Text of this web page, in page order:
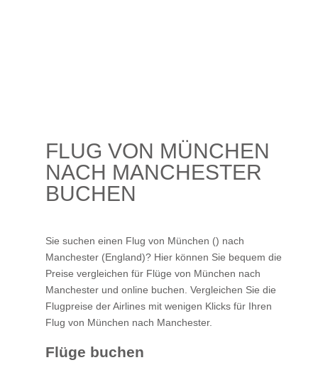
FLUG VON MÜNCHEN
NACH MANCHESTER
BUCHEN
Sie suchen einen Flug von München () nach
Manchester (England)? Hier können Sie bequem die
Preise vergleichen für Flüge von München nach
Manchester und online buchen. Vergleichen Sie die
Flugpreise der Airlines mit wenigen Klicks für Ihren
Flug von München nach Manchester.
Flüge buchen